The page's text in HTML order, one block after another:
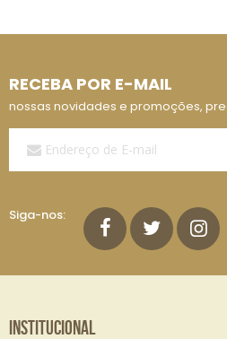
RECEBA POR E-MAIL
nossas novidades e promoções,
Nossa
E-
Siga-nos:
Institucional